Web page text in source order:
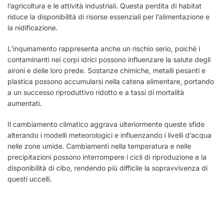
l’agricoltura e le attività industriali. Questa perdita di habitat
riduce la disponibilità di risorse essenziali per l’alimentazione e
la nidificazione.
L’inquinamento rappresenta anche un rischio serio, poiché i
contaminanti nei corpi idrici possono influenzare la salute degli
aironi e delle loro prede. Sostanze chimiche, metalli pesanti e
plastica possono accumularsi nella catena alimentare, portando
a un successo riproduttivo ridotto e a tassi di mortalità
aumentati.
Il cambiamento climatico aggrava ulteriormente queste sfide
alterando i modelli meteorologici e influenzando i livelli d’acqua
nelle zone umide. Cambiamenti nella temperatura e nelle
precipitazioni possono interrompere i cicli di riproduzione e la
disponibilità di cibo, rendendo più difficile la sopravvivenza di
questi uccelli.